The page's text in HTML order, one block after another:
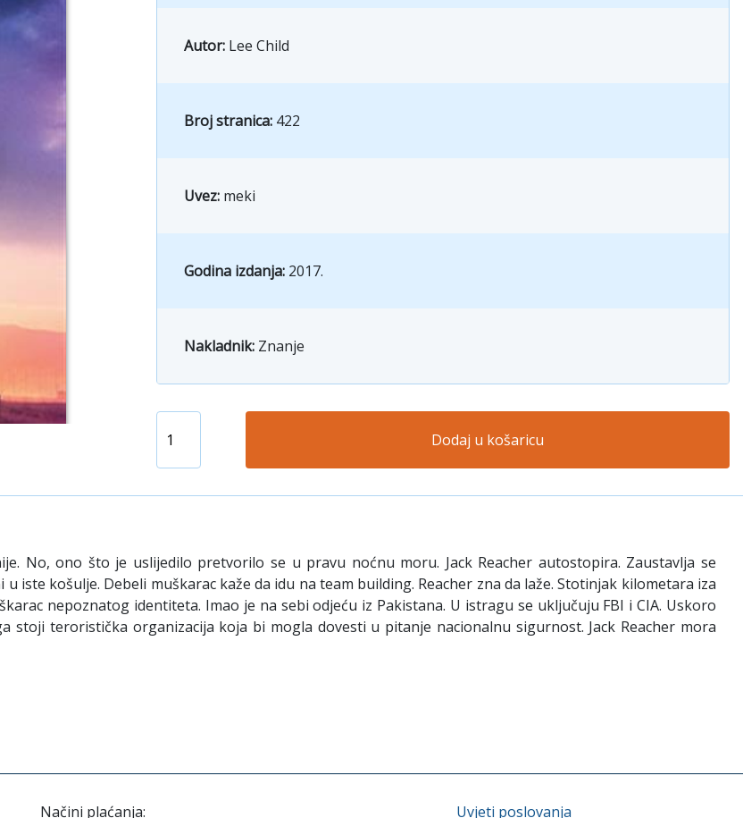
Autor: Lee Child
Broj stranica: 422
Uvez: meki
Godina izdanja: 2017.
Nakladnik: Znanje
Dodaj u košaricu
No, ono što je uslijedilo pretvorilo se u pravu noćnu moru. Jack Reacher autostopira. Zaustavlja se
iste košulje. Debeli muškarac kaže da idu na team building. Reacher zna da laže. Stotinjak kilometara iza
nepoznatog identiteta. Imao je na sebi odjeću iz Pakistana. U istragu se uključuju FBI i CIA. Uskoro
stoji teroristička organizacija koja bi mogla dovesti u pitanje nacionalnu sigurnost. Jack Reacher mora
Načini plaćanja: Uvjeti poslovanja